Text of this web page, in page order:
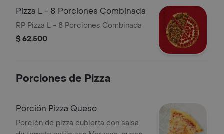
Pizza L - 8 Porciones Combinada
RP Pizza L - 8 Porciones Combinada
$ 62.500
Porciones de Pizza
Porción Pizza Queso
Porción de pizza cubierta con salsa